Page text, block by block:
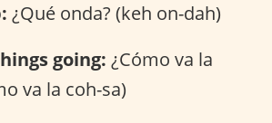
¿Qué onda? (keh on-dah)
going: ¿Cómo va la
va la coh-sa)